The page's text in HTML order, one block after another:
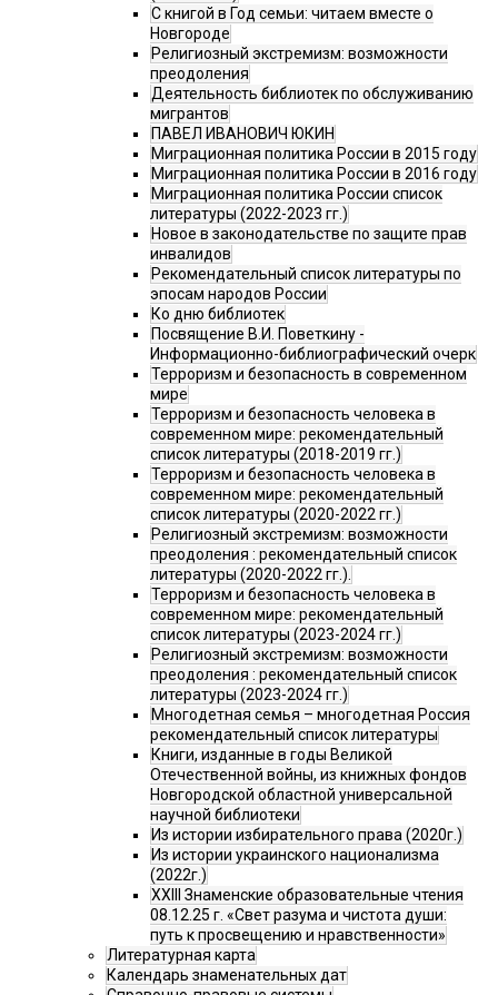
С книгой в Год семьи: читаем вместе о
Новгороде
Религиозный экстремизм: возможности
преодоления
Деятельность библиотек по обслуживанию
мигрантов
ПАВЕЛ ИВАНОВИЧ ЮКИН
Миграционная политика России в 2015 году
Миграционная политика России в 2016 году
Миграционная политика России список
литературы (2022-2023 гг.)
Новое в законодательстве по защите прав
инвалидов
Рекомендательный список литературы по
эпосам народов России
Ко дню библиотек
Посвящение В.И. Поветкину -
Информационно-библиографический очерк
Терроризм и безопасность в современном
мире
Терроризм и безопасность человека в
современном мире: рекомендательный
список литературы (2018-2019 гг.)
Терроризм и безопасность человека в
современном мире: рекомендательный
список литературы (2020-2022 гг.)
Религиозный экстремизм: возможности
преодоления : рекомендательный список
литературы (2020-2022 гг.).
Терроризм и безопасность человека в
современном мире: рекомендательный
список литературы (2023-2024 гг.)
Религиозный экстремизм: возможности
преодоления : рекомендательный список
литературы (2023-2024 гг.)
Многодетная семья – многодетная Россия
рекомендательный список литературы
Книги, изданные в годы Великой
Отечественной войны, из книжных фондов
Новгородской областной универсальной
научной библиотеки
Из истории избирательного права (2020г.)
Из истории украинского национализма
(2022г.)
XXIII Знаменские образовательные чтения
08.12.25 г. «Свет разума и чистота души:
путь к просвещению и нравственности»
Литературная карта
Календарь знаменательных дат